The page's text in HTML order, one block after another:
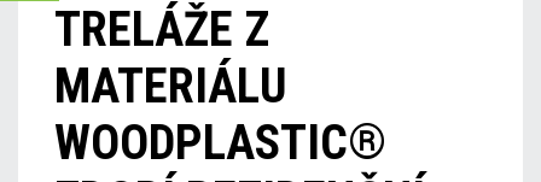
TRELÁŽE Z
MATERIÁLU
WOODPLASTIC®